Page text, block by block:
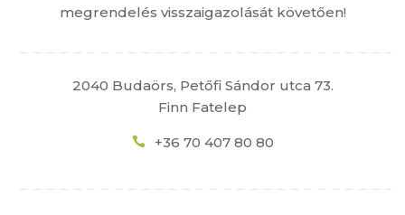
megrendelés visszaigazolását követően!
2040 Budaörs, Petőfi Sándor utca 73.
Finn Fatelep
+36 70 407 80 80